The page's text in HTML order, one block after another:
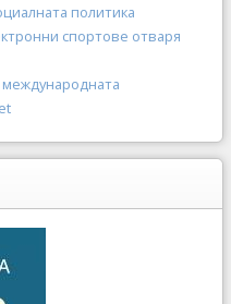
политика
спортове отваря